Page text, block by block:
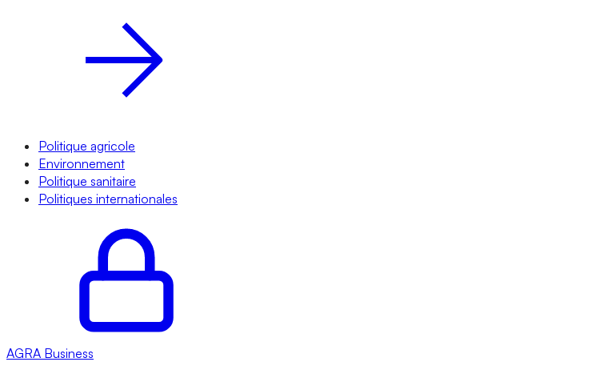
Politique agricole
Environnement
Politique sanitaire
Politiques internationales
AGRA Business